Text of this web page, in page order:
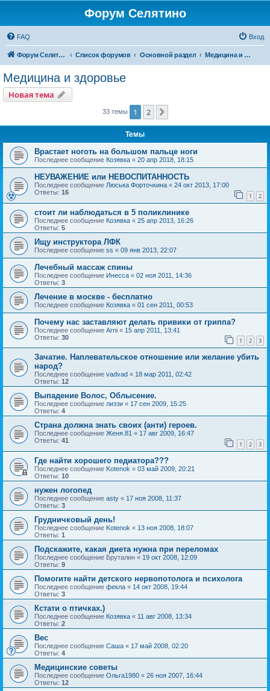
Форум Селятино
FAQ Вход
Форум Селятино Список форумов Основной раздел Медицина и здоровье
Медицина и здоровье
Новая тема
33 темы 1 2
Темы
Врастает ноготь на большом пальце ноги
Последнее сообщение Козявка « 20 апр 2018, 18:15
НЕУВАЖЕНИЕ или НЕВОСПИТАННОСТЬ
Последнее сообщение Люська Форточкина « 24 окт 2013, 17:00
Ответы: 16 1 2
стоит ли наблюдаться в 5 поликлинике
Последнее сообщение Козявка « 25 апр 2013, 16:26
Ответы: 5
Ищу инструктора ЛФК
Последнее сообщение ss « 09 янв 2013, 22:07
Лечебный массаж спины
Последнее сообщение Инесса « 02 ноя 2011, 14:36
Ответы: 3
Лечение в москве - бесплатно
Последнее сообщение Козявка « 01 сен 2011, 00:53
Почему нас заставляют делать привики от гриппа?
Последнее сообщение Arni « 15 апр 2011, 13:41
Ответы: 30 1 2 3
Зачатие. Наплевательское отношение или желание убить
народ?
Последнее сообщение vadvad « 18 мар 2011, 02:42
Ответы: 12
Выпадение Волос, Облысение.
Последнее сообщение лиззи « 17 сен 2009, 15:25
Ответы: 4
Страна должна знать своих (анти) героев.
Последнее сообщение Женя.81 « 17 авг 2009, 16:47
Ответы: 41 1 2 3
Где найти хорошего педиатора???
Последнее сообщение Kotenok « 03 май 2009, 20:21
Ответы: 10
нужен логопед
Последнее сообщение asty « 17 ноя 2008, 11:37
Ответы: 3
Грудничковый день!
Последнее сообщение Kotenok « 13 ноя 2008, 18:07
Ответы: 1
Подскажите, какая диета нужна при переломах
Последнее сообщение Бруталин « 19 окт 2008, 12:09
Ответы: 9
Помогите найти детского нервопотолога и психолога
Последнее сообщение фекла « 14 окт 2008, 19:44
Ответы: 3
Кстати о птичках.)
Последнее сообщение Козявка « 11 авг 2008, 13:34
Ответы: 2
Вес
Последнее сообщение Саша « 17 май 2008, 02:20
Ответы: 4
Медицинские советы
Последнее сообщение Ольга1980 « 26 ноя 2007, 16:44
Ответы: 12